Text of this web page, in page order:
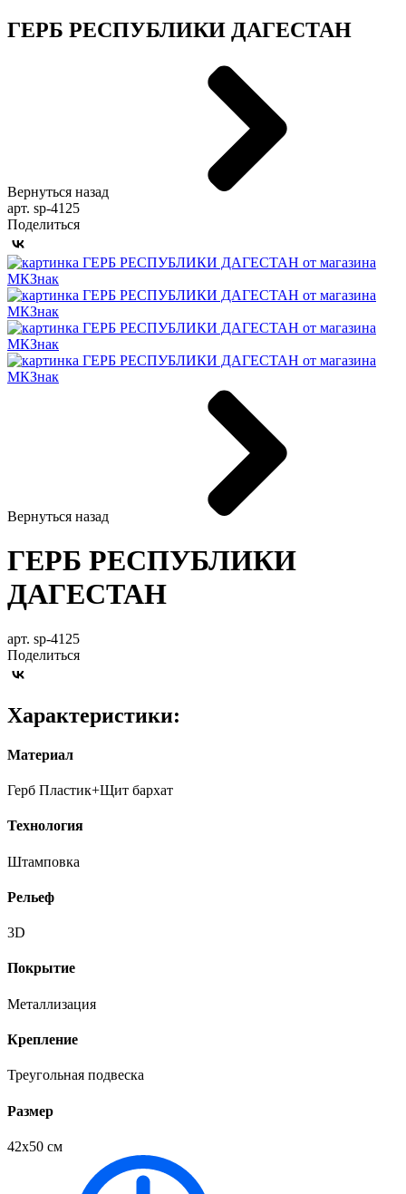
ГЕРБ РЕСПУБЛИКИ ДАГЕСТАН
Вернуться назад
арт. sp-4125
Поделиться
Вернуться назад
ГЕРБ РЕСПУБЛИКИ
ДАГЕСТАН
арт. sp-4125
Поделиться
Характеристики:
Материал
Герб Пластик+Щит бархат
Технология
Штамповка
Рельеф
3D
Покрытие
Металлизация
Крепление
Треугольная подвеска
Размер
42х50 см